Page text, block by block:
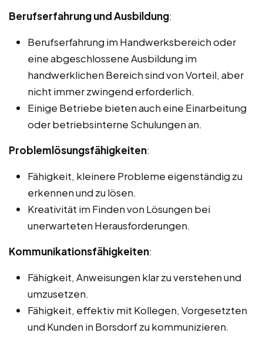
Berufserfahrung und Ausbildung:
Berufserfahrung im Handwerksbereich oder
eine abgeschlossene Ausbildung im
handwerklichen Bereich sind von Vorteil, aber
nicht immer zwingend erforderlich.
Einige Betriebe bieten auch eine Einarbeitung
oder betriebsinterne Schulungen an.
Problemlösungsfähigkeiten:
Fähigkeit, kleinere Probleme eigenständig zu
erkennen und zu lösen.
Kreativität im Finden von Lösungen bei
unerwarteten Herausforderungen.
Kommunikationsfähigkeiten:
Fähigkeit, Anweisungen klar zu verstehen und
umzusetzen.
Fähigkeit, effektiv mit Kollegen, Vorgesetzten
und Kunden in Borsdorf zu kommunizieren.